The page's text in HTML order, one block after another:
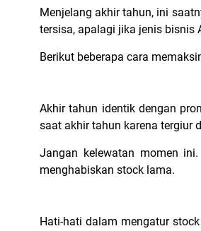
Menjelang akhir tahun, ini
tersisa, apalagi jika jenis bisnis
Berikut beberapa cara
Akhir tahun identik dengan
saat akhir tahun karena tergiur
Jangan kelewatan momen
menghabiskan stock lama.
Hati-hati dalam mengatur